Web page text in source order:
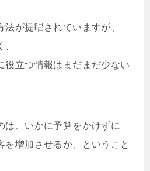
が提唱されていますが、
役立つ情報はまだまだ少ない
は、いかに予算をかけずに
を増加させるか、ということ